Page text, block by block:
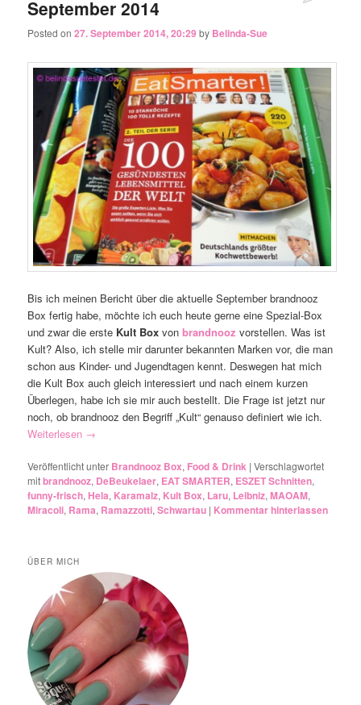
September 2014
Posted on27. September 2014, 20:29 by Belinda-Sue
Bis ich meinen Bericht über die aktuelle September brandnooz
Box fertig habe, möchte ich euch heute gerne eine Spezial-Box
und zwar die erste Kult Box vonbrandnooz vorstellen. Was ist
Kult? Also, ich stelle mir darunter bekannten Marken vor, die man
schon aus Kinder- und Jugendtagen kennt. Deswegen hat mich
die Kult Box auch gleich interessiert und nach einem kurzen
Überlegen, habe ich sie mir auch bestellt. Die Frage ist jetzt nur
noch, ob brandnooz den Begriff „Kult“ genauso definiert wie ich.
Weiterlesen →
Veröffentlicht unter Brandnooz Box, Food & Drink |Verschlagwortet
mitbrandnooz, DeBeukelaer, EAT SMARTER, ESZET Schnitten,
funny-frisch,Hela, Karamalz, Kult Box, Laru, Leibniz,MAOAM,
Miracoli, Rama, Ramazzotti,Schwartau | Kommentar hinterlassen
ÜBER MICH